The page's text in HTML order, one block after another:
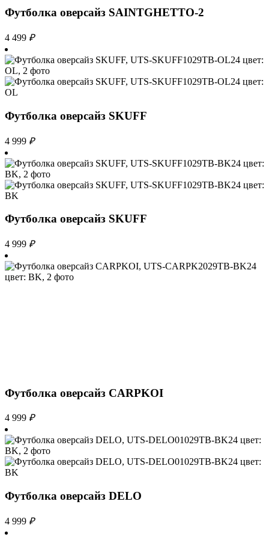
Футболка оверсайз SAINTGHETTO-2
4 499 ₽
Футболка оверсайз SKUFF
4 999 ₽
Футболка оверсайз SKUFF
4 999 ₽
Футболка оверсайз CARPKOI
4 999 ₽
Футболка оверсайз DELO
4 999 ₽